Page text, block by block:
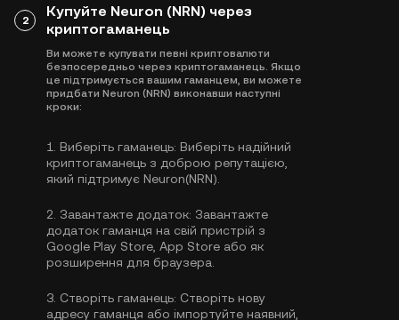
2
Купуйте Neuron (NRN) через
криптогаманець
Ви можете купувати певні криптовалюти
безпосередньо через криптогаманець. Якщо
це підтримується вашим гаманцем, ви можете
придбати Neuron (NRN) виконавши наступні
кроки:
1. Виберіть гаманець: Виберіть надійний
криптогаманець з доброю репутацією,
який підтримує Neuron(NRN).
2. Завантажте додаток: Завантажте
додаток гаманця на свій пристрій з
Google Play Store, App Store або як
розширення для браузера.
3. Створіть гаманець: Створіть нову
адресу гаманця або імпортуйте наявний,